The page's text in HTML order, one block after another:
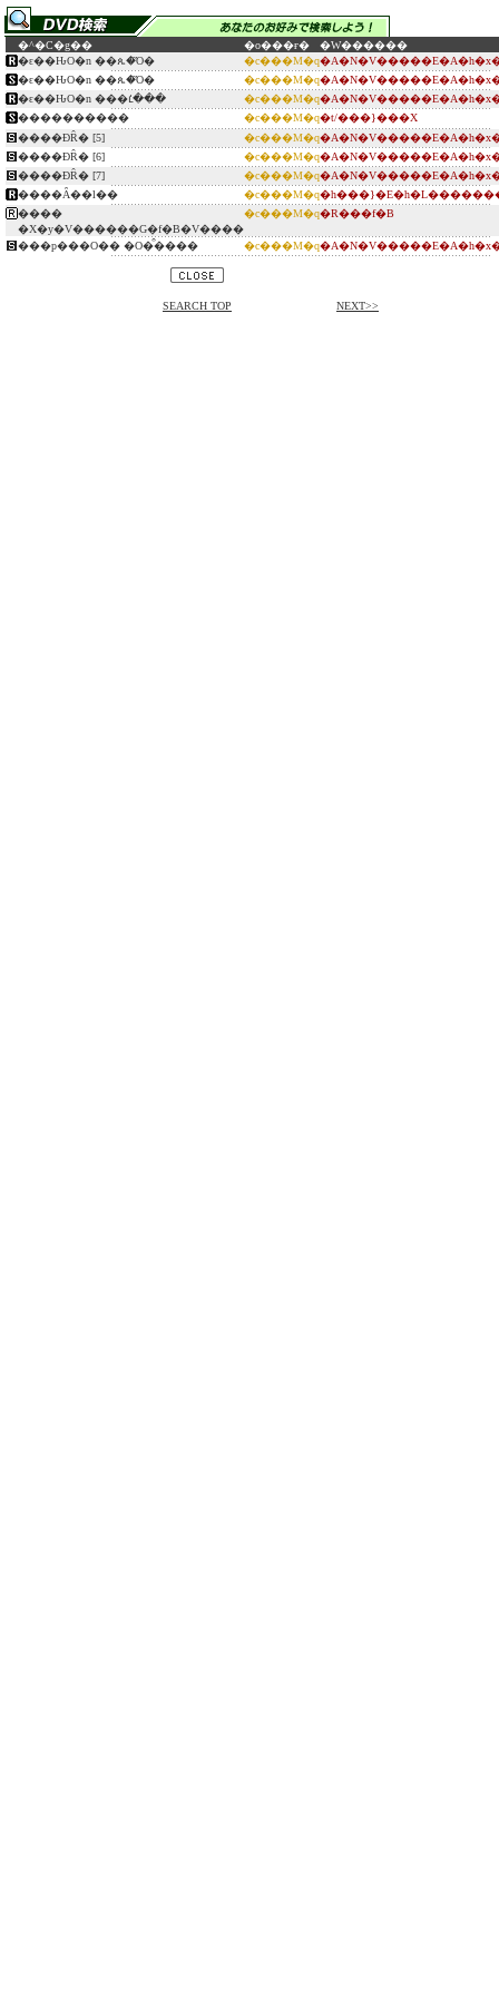
�^�C�g�� �o���ғ�
�W������
�ԑ��ԊO�n ��ጴ�̑Ό�
�c���M�q
�ԑ��ԊO�n ��ጴ�̑Ό�
�c���M�q
�ԑ��ԊO�n ���ւ̒���
�c���M�q
����������
�c���M�q�t/���}���X
����ƉȒ� [5]
�c���M�q
����ƉȒ� [6]
�c���M�q
����ƉȒ� [7]
�c���M�q
����Ȃ��l��
�c���M�q
����
�X�y�V������G�f�B�V����
�c���M�q�R���f�B
���p���O�� �O�͒���� �c���M�q
SEARCH TOP NEXT>>